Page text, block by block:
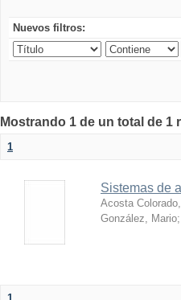
Nuevos filtros:
Mostrando 1 de un total de 1
1
Sistemas de
Acosta
González, Mario;